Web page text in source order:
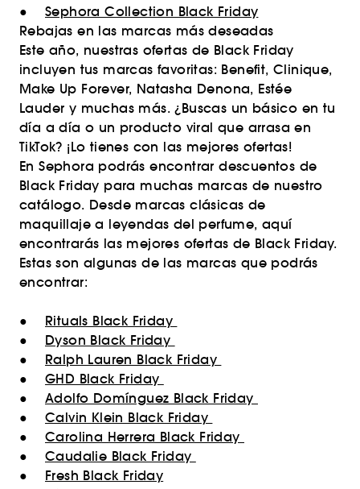
● Sephora Collection Black Friday
Rebajas en las marcas más deseadas
Este año, nuestras ofertas de Black Friday
incluyen tus marcas favoritas: Benefit, Clinique,
Make Up Forever, Natasha Denona, Estée
Lauder y muchas más. ¿Buscas un básico en tu
día a día o un producto viral que arrasa en
TikTok? ¡Lo tienes con las mejores ofertas!
En Sephora podrás encontrar descuentos de
Black Friday para muchas marcas de nuestro
catálogo. Desde marcas clásicas de
maquillaje a leyendas del perfume, aquí
encontrarás las mejores ofertas de Black Friday.
Estas son algunas de las marcas que podrás
encontrar:
● Rituals Black Friday
● Dyson Black Friday
● Ralph Lauren Black Friday
● GHD Black Friday
● Adolfo Domínguez Black Friday
● Calvin Klein Black Friday
● Carolina Herrera Black Friday
● Caudalie Black Friday
● Fresh Black Friday